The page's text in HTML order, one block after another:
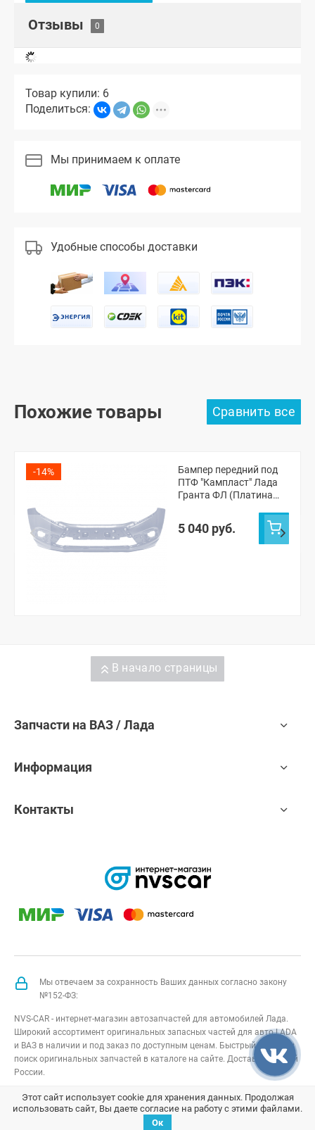
Отзывы
Товар купили: 6
Поделиться:
Мы принимаем к оплате
Удобные способы доставки
Похожие товары
-14%
Бампер передний под
ПТФ "Кампласт" Лада
Гранта ФЛ (Платина
5 040 руб.
В начало страницы
Запчасти на ВАЗ / Лада
Информация
Контакты
Мы отвечаем за сохранность Ваших данных согласно закону
№152-ФЗ:
NVS-CAR - интернет-магазин автозапчастей для автомобилей Лада.
Широкий ассортимент оригинальных запасных частей для авто LADA
и ВАЗ в наличии и под заказ по доступным ценам. Быстрый подбор и
поиск оригинальных запчастей в каталоге на сайте. Доставка по всей
России.
NVS-CAR© 2014 –2026Все права защищеныкарта сайта;
Договор оферта; Политика конфиденциальности
Этот сайт использует cookie для хранения данных. Продолжая
использовать сайт, Вы даете согласие на работу с этими файлами.
Ок